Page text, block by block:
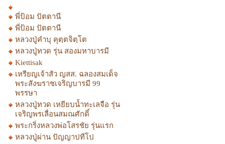
พี่ป้อม ปัตตานี
พี่ป้อม ปัตตานี
หลวงปู่คำบุ คุตฺตจิตฺโต
หลวงปู่ทวด รุ่น สองมหาบารมี
Kiettisak
เหรียญเจ้าสัว ญสส. ฉลองสมเด็จ
พระสังฆราชเจริญบารมี 99
พรรษา
หลวงปู่ทวด เหยียบน้ำทะเลจือ รุ่น
เจริญพรเลื่อนสมณศักดิ์
พระกริ่งหลวงพ่อโสรชัย รุ่นแรก
หลวงปู่ผ่าน ปัญญาปทีโป